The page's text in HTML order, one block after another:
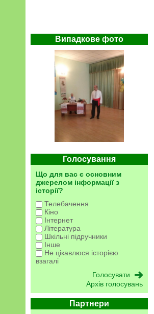
Випадкове фото
Голосування
Що для вас є основним
джерелом інформації з
історії?
Телебачення
Кіно
Інтернет
Література
Шкільні підручники
Інше
Не цікавлюся історією
взагалі
Архів голосувань
Партнери